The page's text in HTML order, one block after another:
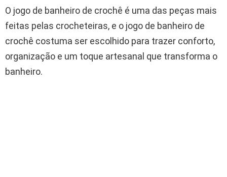
O jogo de banheiro de crochê é uma das peças mais
feitas pelas crocheteiras, e o jogo de banheiro de
crochê costuma ser escolhido para trazer conforto,
organização e um toque artesanal que transforma o
banheiro.